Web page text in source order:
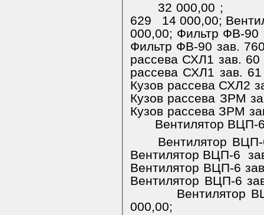
32 000,00 ;
629
14 000,00;
000,00; Фильтр ФВ-90
Фильтр ФВ-90 зав.
рассева СХЛ1 зав. 60
рассева СХЛ1 зав. 61
Кузов рассева СХЛ2
Кузов рассева ЗРМ
Кузов рассева ЗРМ
Вентилятор ВЦП-
Вентилятор
Вентилятор ВЦП-6
Вентилятор ВЦП-6
Вентилятор ВЦП-6
Вентилятор
000,00;